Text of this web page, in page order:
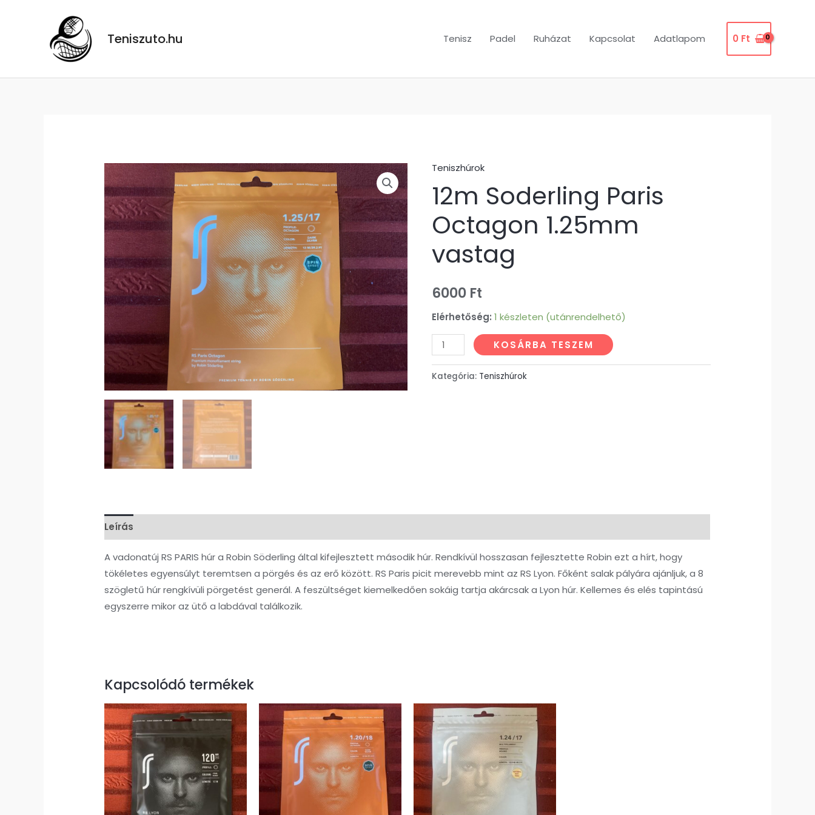
Teniszuto.hu Tenisz Padel Ruházat Kapcsolat Adatlapom 0 Ft
Teniszhúrok
12m Soderling Paris
Octagon 1.25mm
vastag
6000 Ft
Elérhetőség: 1 készleten (utánrendelhető)
12m
Soderling
Paris
Octagon
1.25mm
vastag
KOSÁRBA TESZEM
Kategória: Teniszhúrok
Leírás
A vadonatúj RS PARIS húr a Robin Söderling által kifejlesztett második húr. Rendkívül hosszasan fejlesztette Robin ezt a hírt, hogy
tökéletes egyensúlyt teremtsen a pörgés és az erő között. RS Paris picit merevebb mint az RS Lyon. Főként salak pályára ajánljuk, a 8
szögletű húr rengkívüli pörgetést generál. A feszültséget kiemelkedően sokáig tartja akárcsak a Lyon húr. Kellemes és elés tapintású
egyszerre mikor az ütő a labdával találkozik.
Kapcsolódó termékek